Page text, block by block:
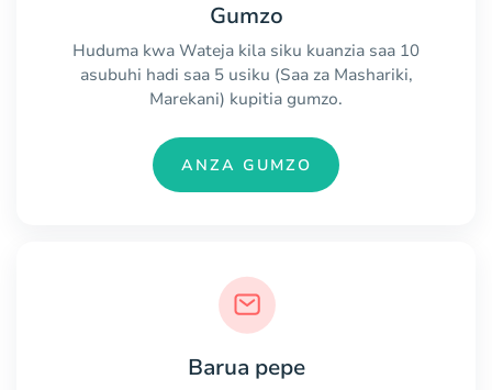
Gumzo
Huduma kwa Wateja kila siku kuanzia saa 10
asubuhi hadi saa 5 usiku (Saa za Mashariki,
Marekani) kupitia gumzo.
ANZA GUMZO
Barua pepe